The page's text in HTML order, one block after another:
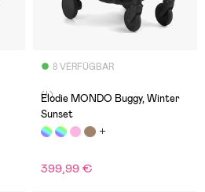
8 VERFÜGBAR
(4)
Elodie MONDO Buggy, Winter
Sunset
399,99 €